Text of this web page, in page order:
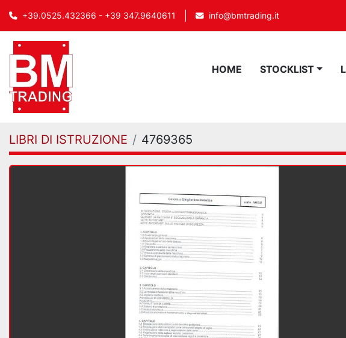
+39.0525.432366 - +39 347.9640611 info@bmtrading.it
HOME STOCKLIST
LIBRI DI ISTRUZIONE 4769365